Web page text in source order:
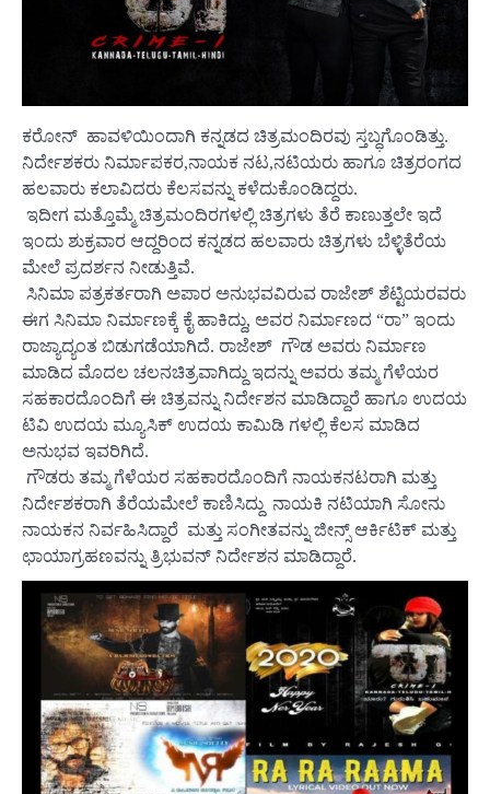
ಕರೋನ್ ಹಾವಳಿಯಿಂದಾಗಿ ಕನ್ನಡದ ಚಿತ್ರಮಂದಿರವು ಸ್ತಬ್ಧಗೊಂಡಿತ್ತು.
ನಿರ್ದೇಶಕರು ನಿರ್ಮಾಪಕರ,ನಾಯಕ ನಟ,ನಟಿಯರು ಹಾಗೂ ಚಿತ್ರರಂಗದ
ಹಲವಾರು ಕಲಾವಿದರು ಕೆಲಸವನ್ನು ಕಳೆದುಕೊಂಡಿದ್ದರು.
ಇದೀಗ ಮತ್ತೊಮ್ಮೆ ಚಿತ್ರಮಂದಿರಗಳಲ್ಲಿ ಚಿತ್ರಗಳು ತೆರೆ ಕಾಣುತ್ತಲೇ ಇದೆ
ಇಂದು ಶುಕ್ರವಾರ ಆದ್ದರಿಂದ ಕನ್ನಡದ ಹಲವಾರು ಚಿತ್ರಗಳು ಬೆಳ್ಳಿತೆರೆಯ
ಮೇಲೆ ಪ್ರದರ್ಶನ ನೀಡುತ್ತಿವೆ.
ಸಿನಿಮಾ ಪತ್ರಕರ್ತರಾಗಿ ಅಪಾರ ಅನುಭವವಿರುವ ರಾಜೇಶ್ ಶೆಟ್ಟಿಯರವರು
ಈಗ ಸಿನಿಮಾ ನಿರ್ಮಾಣಕ್ಕೆ ಕೈ ಹಾಕಿದ್ದು, ಅವರ ನಿರ್ಮಾಣದ “ರಾ” ಇಂದು
ರಾಜ್ಯಾದ್ಯಂತ ಬಿಡುಗಡೆಯಾಗಿದೆ. ರಾಜೇಶ್ ಗೌಡ ಅವರು ನಿರ್ಮಾಣ
ಮಾಡಿದ ಮೊದಲ ಚಲನಚಿತ್ರವಾಗಿದ್ದು ಇದನ್ನು ಅವರು ತಮ್ಮ ಗೆಳೆಯರ
ಸಹಕಾರದೊಂದಿಗೆ ಈ ಚಿತ್ರವನ್ನು ನಿರ್ದೇಶನ ಮಾಡಿದ್ದಾರೆ ಹಾಗೂ ಉದಯ
ಟಿವಿ ಉದಯ ಮ್ಯೂಸಿಕ್ ಉದಯ ಕಾಮಿಡಿ ಗಳಲ್ಲಿ ಕೆಲಸ ಮಾಡಿದ
ಅನುಭವ ಇವರಿಗಿದೆ.
ಗೌಡರು ತಮ್ಮ ಗೆಳೆಯರ ಸಹಕಾರದೊಂದಿಗೆ ನಾಯಕನಟರಾಗಿ ಮತ್ತು
ನಿರ್ದೇಶಕರಾಗಿ ತೆರೆಯಮೇಲೆ ಕಾಣಿಸಿದ್ದು ನಾಯಕಿ ನಟಿಯಾಗಿ ಸೋನು
ನಾಯಕನ ನಿರ್ವಹಿಸಿದ್ದಾರೆ ಮತ್ತು ಸಂಗೀತವನ್ನು ಜೀನ್ಸ್ ಆರ್ಕಿಟಿಕ್ ಮತ್ತು
ಛಾಯಾಗ್ರಹಣವನ್ನು ತ್ರಿಭುವನ್ ನಿರ್ದೇಶನ ಮಾಡಿದ್ದಾರೆ.